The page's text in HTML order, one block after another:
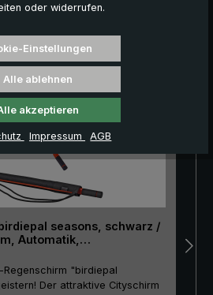
seasons, schwarz /
"birdiepal
Der attraktive Cityschirm
oder widerrufen.
Einstellungen
Alle ablehnen
akzeptieren
Impressum AGB